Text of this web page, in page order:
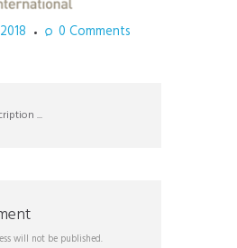
0 Comments
...
will not be published.